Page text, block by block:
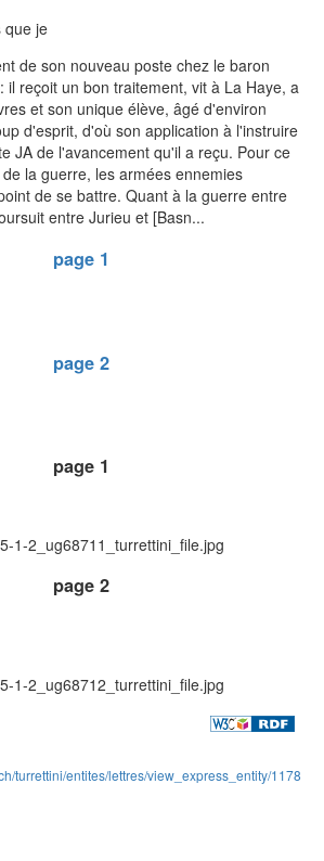
que je
de son nouveau poste chez le baron
il reçoit un bon traitement, vit à La Haye, a
et son unique élève, âgé d'environ
d'esprit, d'où son application à l'instruire
JA de l'avancement qu'il a reçu. Pour ce
la guerre, les armées ennemies
de se battre. Quant à la guerre entre
entre Jurieu et [Basn...
page 1
page 2
page 1
1-2_ug68711_turrettini_file.jpg
page 2
1-2_ug68712_turrettini_file.jpg
turrettini/entites/lettres/view_express_entity/1178